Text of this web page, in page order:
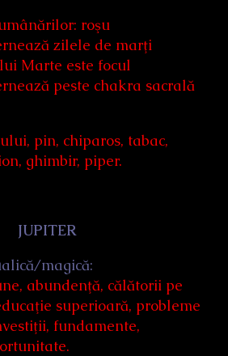
roşu
zilele de marţi
Marte este focul
peste chakra sacrală
pin, chiparos, tabac,
ghimbir, piper.
JUPITER
magică:
abundenţă, călătorii pe
superioară, probleme
fundamente,